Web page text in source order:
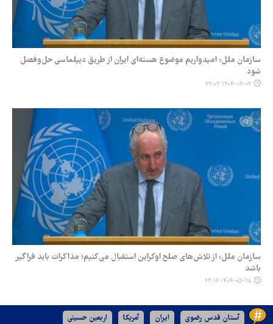
سازمان ملل: امیدواریم موضوع هسته‌ای ایران از طریق دیپلماسی حل‌وفصل
شود
۱۴۰۴-۰۶-۰۷ ۲۳:۰۳
سازمان ملل: از تلاش‌های صلح اوکراین استقبال می‌کنیم؛ مذاکرات باید فراگیر
باشد
۱۴۰۴-۰۵-۲۸ ۲۳:۱۶
آستان قدس رضوی ایران آمریکا اربعین حسینی